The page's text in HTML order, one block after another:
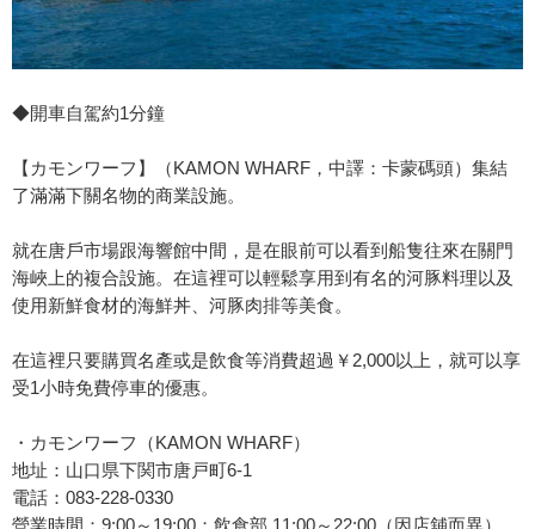
◆開車自駕約1分鐘
【カモンワーフ】（KAMON WHARF，中譯：卡蒙碼頭）集結
了滿滿下關名物的商業設施。
就在唐戶市場跟海響館中間，是在眼前可以看到船隻往來在關門
海峽上的複合設施。在這裡可以輕鬆享用到有名的河豚料理以及
使用新鮮食材的海鮮丼、河豚肉排等美食。
在這裡只要購買名產或是飲食等消費超過￥2,000以上，就可以享
受1小時免費停車的優惠。
・カモンワーフ（KAMON WHARF）
地址：山口県下関市唐戸町6-1
電話：083-228-0330
營業時間：9:00～19:00；飲食部 11:00～22:00（因店舖而異）